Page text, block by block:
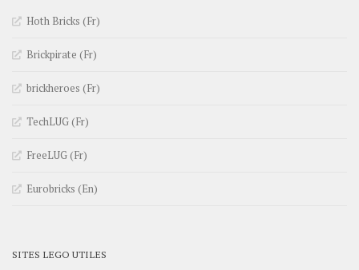
Hoth Bricks (Fr)
Brickpirate (Fr)
brickheroes (Fr)
TechLUG (Fr)
FreeLUG (Fr)
Eurobricks (En)
SITES LEGO UTILES